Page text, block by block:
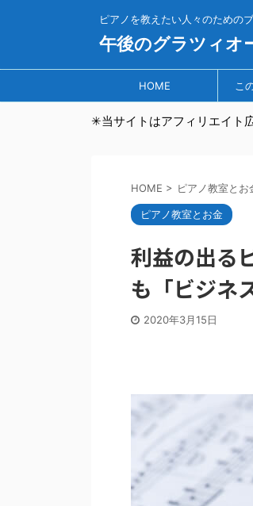
ピアノを教えたい人々のための
午後のグラツィオ
HOME こ
✳︎当サイトはアフィリエイト
HOME > ピアノ教室とお
ピアノ教室とお金
利益の出る
も「ビジネ
2020年3月15日